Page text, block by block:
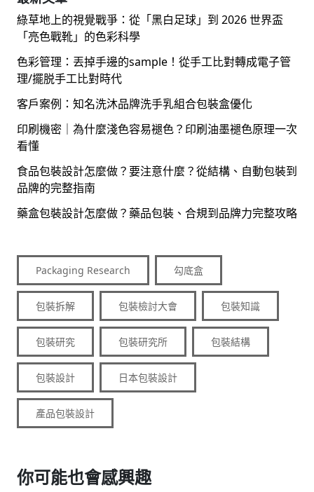
綠草地上的視覺戰爭：從「黑白足球」到 2026 世界盃
「亮色戰靴」的色彩科學
色彩管理：丟掉手邊的sample！從手工比對轉成電子管
理/擺脱手工比對時代
客戶案例：知名洗沐品牌洗手乳組合包裝盒優化
印刷機密｜為什麼淺色容易褪色？印刷油墨褪色原理一次
看懂
食品包裝設計怎麼做？要注意什麼？從結構、自動包裝到
品牌的完整指南
藥盒包裝設計怎麼做？藥品包裝、合規到品牌力完整攻略
Packaging Research 勾底盒
包裝拆解 包裝檢討大會 包裝知識
包裝研究 包裝研究所 包裝結構
包裝設計 日本包裝設計
產品包裝設計
你可能也會感興趣